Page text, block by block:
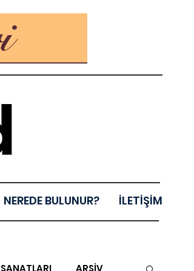
NEREDE BULUNUR? İLETİŞİM
ARŞİV